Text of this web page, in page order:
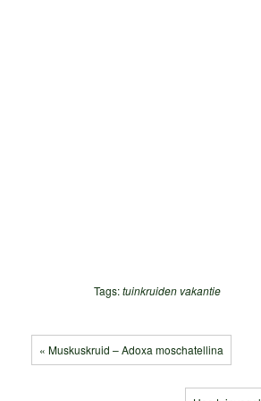
Tags:tuinkruiden vakantie
« Muskuskruid – Adoxa moschatellina